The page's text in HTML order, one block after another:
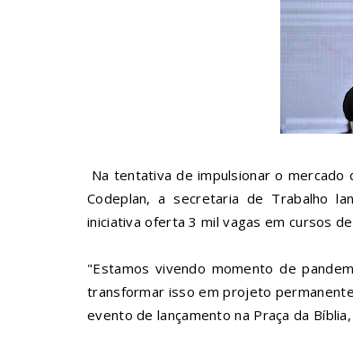
Na tentativa de impulsionar o mercado
Codeplan, a secretaria de Trabalho
iniciativa oferta 3 mil vagas em cursos
"Estamos vivendo momento de
transformar isso em projeto
evento de lançamento na Praça da Bíblia,